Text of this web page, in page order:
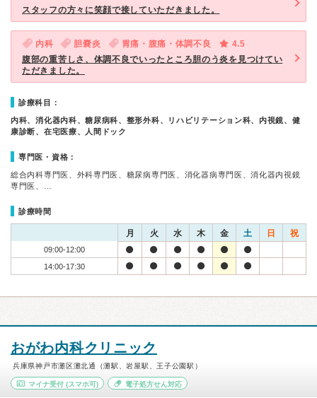
スタッフの方々に笑顔で接していただきました。
内科 胆嚢炎 胃痛・腹痛・体調不良
4.5
腹部の重苦しさ、体調不良でいったところ胆のう炎を見つけてい
ただきました。
診療科目：
内科、消化器内科、糖尿病科、整形外科、リハビリテーション科、内視鏡、健
康診断、在宅医療、人間ドック
専門医・資格：
総合内科専門医、外科専門医、糖尿病専門医、消化器病専門医、消化器内視鏡
専門医、…
診療時間
月 火 水 木 金 土 日 祝
09:00-12:00
14:00-17:30
おがわ内科クリニック
兵庫県神戸市灘区灘北通（灘駅、岩屋駅、王子公園駅）
マイナ受付 (スマホ可) 電子処方せん対応